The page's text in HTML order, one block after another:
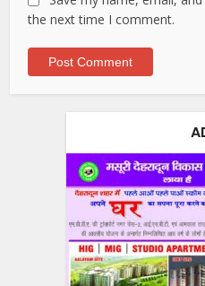
the next time I comment.